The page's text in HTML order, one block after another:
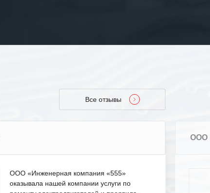
Все отзывы
ООО «Инженерная компания «555»
оказывала нашей компании услуги по
ООО